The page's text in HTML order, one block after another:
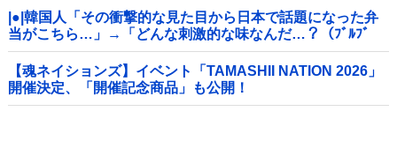
|●|韓国人「その衝撃的な見た目から日本で話題になった弁
当がこちら…」→「どんな刺激的な味なんだ…？（ﾌﾞﾙﾌﾞ
ﾙ」＝韓国の反応
【魂ネイションズ】イベント「TAMASHII NATION 2026」
開催決定、「開催記念商品」も公開！